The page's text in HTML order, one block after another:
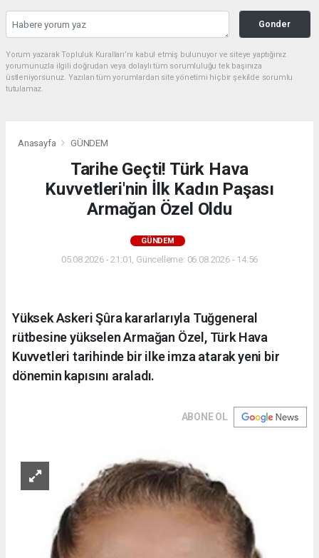
Gonder
Yorum yazarak Topluluk Kuralları’nı kabul etmiş bulunuyor ve siteye yaptığınız
yorumunuzla ilgili doğrudan veya dolaylı tüm sorumluluğu tek başınıza
üstleniyorsunuz. Yazılan tüm yorumlardan site yönetimi hiçbir şekilde sorumlu
tutulamaz.
Anasayfa GÜNDEM
Tarihe Geçti! Türk Hava
Kuvvetleri'nin İlk Kadın Paşası
Armağan Özel Oldu
GÜNDEM
05.08.2026 - 21:01, Güncelleme: 06.08.2026 - 14:56
Yüksek Askeri Şûra kararlarıyla Tuğgeneral
rütbesine yükselen Armağan Özel, Türk Hava
Kuvvetleri tarihinde bir ilke imza atarak yeni bir
dönemin kapısını araladı.
ABONE OL